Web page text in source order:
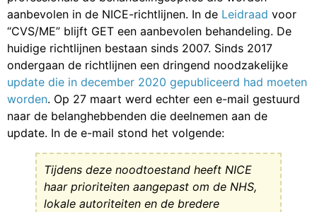
aanbevolen in de NICE-richtlijnen. In de Leidraad voor
“CVS/ME” blijft GET een aanbevolen behandeling. De
huidige richtlijnen bestaan sinds 2007. Sinds 2017
ondergaan de richtlijnen een dringend noodzakelijke
update die in december 2020 gepubliceerd had moeten
worden. Op 27 maart werd echter een e-mail gestuurd
naar de belanghebbenden die deelnemen aan de
update. In de e-mail stond het volgende:
Tijdens deze noodtoestand heeft NICE
haar prioriteiten aangepast om de NHS,
lokale autoriteiten en de bredere